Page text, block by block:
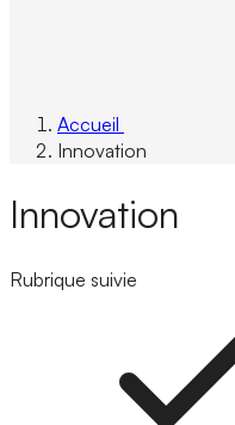
Accueil
Innovation
Innovation
Rubrique suivie